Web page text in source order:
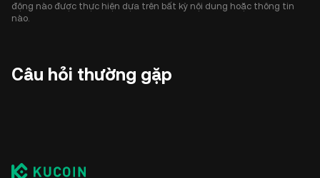
động nào được thực hiện dựa trên bất kỳ nội dung hoặc thông tin
nào.
Câu hỏi thường gặp